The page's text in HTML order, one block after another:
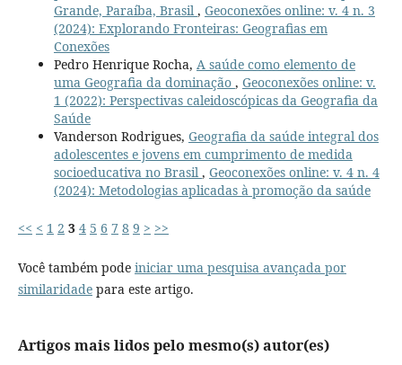
Grande, Paraíba, Brasil , Geoconexões online: v. 4 n. 3
(2024): Explorando Fronteiras: Geografias em
Conexões
Pedro Henrique Rocha, A saúde como elemento de
uma Geografia da dominação , Geoconexões online: v.
1 (2022): Perspectivas caleidoscópicas da Geografia da
Saúde
Vanderson Rodrigues, Geografia da saúde integral dos
adolescentes e jovens em cumprimento de medida
socioeducativa no Brasil , Geoconexões online: v. 4 n. 4
(2024): Metodologias aplicadas à promoção da saúde
<< < 1 2 3 4 5 6 7 8 9 > >>
Você também pode iniciar uma pesquisa avançada por
similaridadepara este artigo.
Artigos mais lidos pelo mesmo(s) autor(es)